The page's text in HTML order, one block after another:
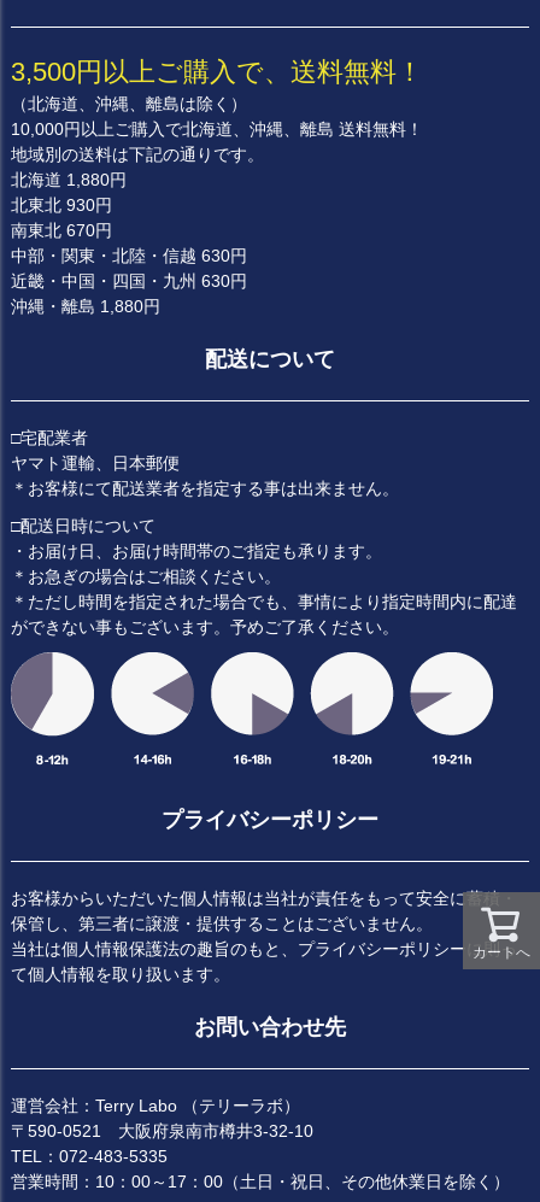
カートへ
3,500円以上ご購入で、送料無料！
（北海道、沖縄、離島は除く）
10,000円以上ご購入で北海道、沖縄、離島 送料無料！
地域別の送料は下記の通りです。
北海道 1,880円
北東北 930円
南東北 670円
中部・関東・北陸・信越 630円
近畿・中国・四国・九州 630円
沖縄・離島 1,880円
配送について
□宅配業者
ヤマト運輸、日本郵便
＊お客様にて配送業者を指定する事は出来ません。
□配送日時について
・お届け日、お届け時間帯のご指定も承ります。
＊お急ぎの場合はご相談ください。
＊ただし時間を指定された場合でも、事情により指定時間内に配達
ができない事もございます。予めご了承ください。
プライバシーポリシー
お客様からいただいた個人情報は当社が責任をもって安全に蓄積・
保管し、第三者に譲渡・提供することはございません。
当社は個人情報保護法の趣旨のもと、プライバシーポリシーに則っ
て個人情報を取り扱います。
お問い合わせ先
運営会社：Terry Labo （テリーラボ）
〒590-0521 大阪府泉南市樽井3-32-10
TEL：072-483-5335
営業時間：10：00～17：00（土日・祝日、その他休業日を除く）